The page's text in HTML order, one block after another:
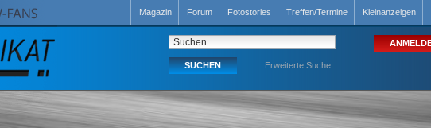
Magazin Forum Fotostories Treffen/Termine Kleinanzeigen
Erweiterte Suche